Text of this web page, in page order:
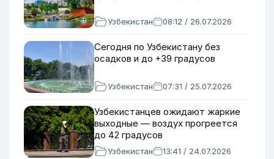
Узбекистан 08:12 / 26.07.2026
Сегодня по Узбекистану без
осадков и до +39 градусов
Узбекистан 07:31 / 25.07.2026
Узбекистанцев ожидают жаркие
выходные — воздух прогреется
до 42 градусов
Узбекистан 13:41 / 24.07.2026